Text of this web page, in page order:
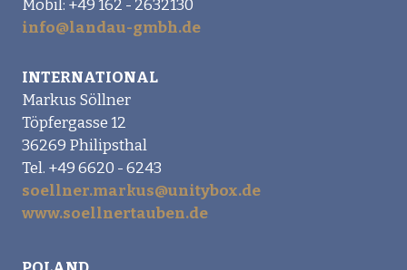
Mobil: +49 162 - 2632130
info@landau-gmbh.de
INTERNATIONAL
Markus Söllner
Töpfergasse 12
36269 Philipsthal
Tel. +49 6620 - 6243
soellner.markus@unitybox.de
www.soellnertauben.de